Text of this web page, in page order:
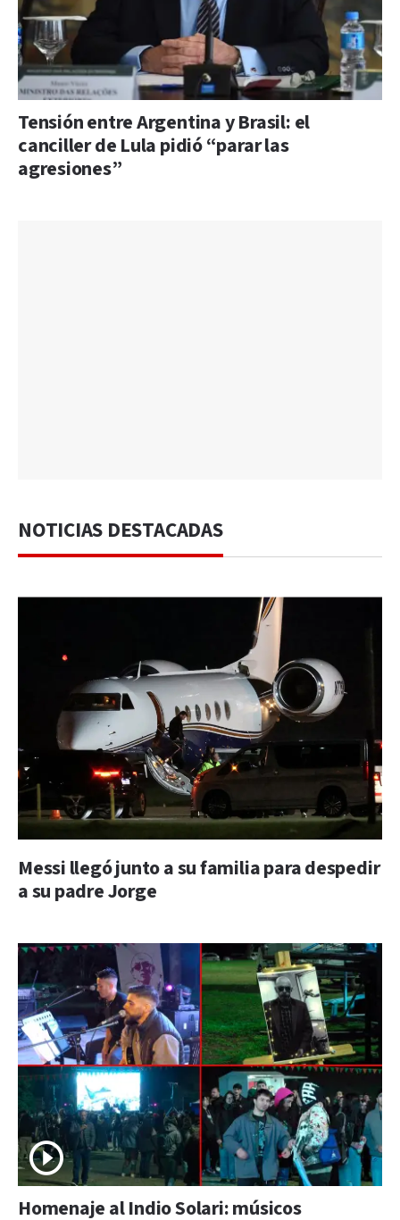
Tensión entre Argentina y Brasil: el
canciller de Lula pidió “parar las
agresiones”
NOTICIAS DESTACADAS
Messi llegó junto a su familia para despedir
a su padre Jorge
Homenaje al Indio Solari: músicos